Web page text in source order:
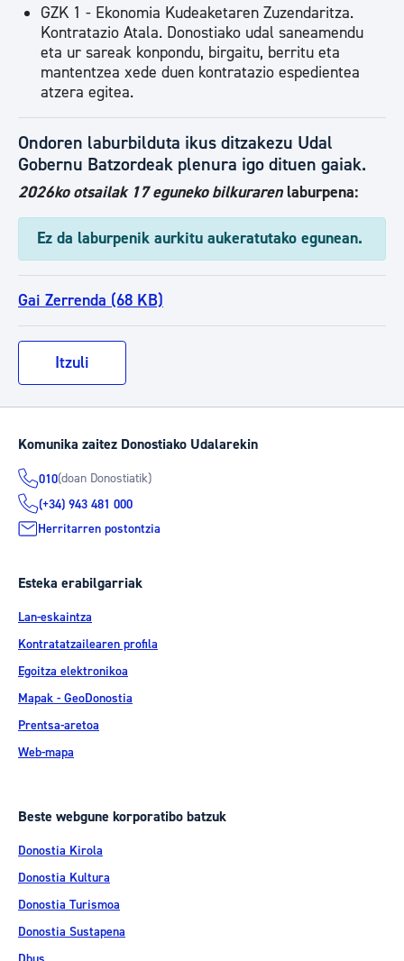
GZK 1 - Ekonomia Kudeaketaren Zuzendaritza.
Kontratazio Atala. Donostiako udal saneamendu
eta ur sareak konpondu, birgaitu, berritu eta
mantentzea xede duen kontratazio espedientea
atzera egitea.
Ondoren laburbilduta ikus ditzakezu Udal
Gobernu Batzordeak plenura igo dituen gaiak.
2026ko otsailak 17 eguneko bilkurarenlaburpena:
Ez da laburpenik aurkitu aukeratutako egunean.
Gai Zerrenda (68 KB)
Itzuli
Komunika zaitez Donostiako Udalarekin
010(doan Donostiatik)
(+34) 943 481 000
Herritarren postontzia
Esteka erabilgarriak
Lan-eskaintza
Kontratatzailearen profila
Egoitza elektronikoa
Mapak - GeoDonostia
Prentsa-aretoa
Web-mapa
Beste webgune korporatibo batzuk
Donostia Kirola
Donostia Kultura
Donostia Turismoa
Donostia Sustapena